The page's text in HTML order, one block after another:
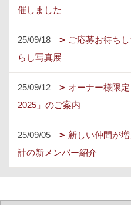
催しました
25/09/18
ご応募お待ち
らし写真展
25/09/12
オーナー様限
2025」のご案内
25/09/05
新しい仲間が
計の新メンバー紹介